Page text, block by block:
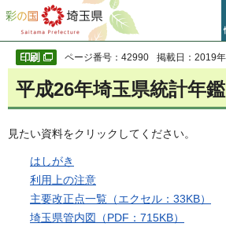
彩の国 埼玉県
ページ番号：42990 掲載日：2019
平成26年埼玉県統計年鑑
見たい資料をクリックしてください。
はしがき
利用上の注意
主要改正点一覧（エクセル：33KB）
埼玉県管内図（PDF：715KB）